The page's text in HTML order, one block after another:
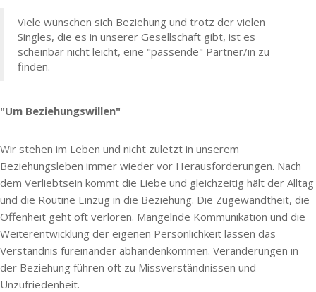
Viele wünschen sich Beziehung und trotz der vielen
Singles, die es in unserer Gesellschaft gibt, ist es
scheinbar nicht leicht, eine "passende" Partner/in zu
finden.
"Um Beziehungswillen"
Wir stehen im Leben und nicht zuletzt in unserem
Beziehungsleben immer wieder vor Herausforderungen. Nach
dem Verliebtsein kommt die Liebe und gleichzeitig hält der Alltag
und die Routine Einzug in die Beziehung. Die Zugewandtheit, die
Offenheit geht oft verloren. Mangelnde Kommunikation und die
Weiterentwicklung der eigenen Persönlichkeit lassen das
Verständnis füreinander abhandenkommen. Veränderungen in
der Beziehung führen oft zu Missverständnissen und
Unzufriedenheit.